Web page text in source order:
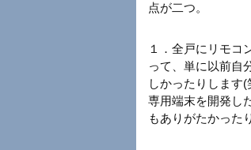
点が二つ。
１．全戸にリモコ
って、単に以前自
しかったりします(
専用端末を開発し
もありがたかった